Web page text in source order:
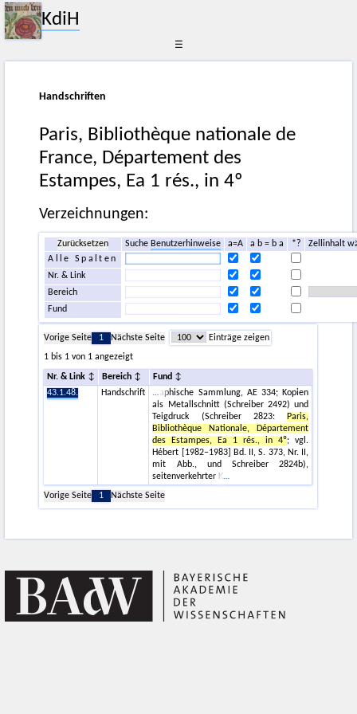
KdiH
☰
Handschriften
Paris, Bibliothèque nationale de
France, Département des
Estampes, Ea 1 rés., in 4º
Verzeichnungen:
Zurücksetzen SucheBenutzerhinweise a=A a b = b a *?
Zellinhalt
Alle Spalten
Nr. & Link
Bereich
Fund
Vorige Seite 1 Nächste Seite
Einträge zeigen
1 bis 1 von 1 angezeigt
Nr. & Link Bereich
Fund
43.1.48.
Handschrift
aphische Sammlung, AE 334; Kopien
als Metallschnitt (Schreiber 2492) und
Teigdruck (Schreiber 2823:
Paris,
Bibliothèque Nationale, Département
des Estampes, Ea 1 rés., in 4º; vgl.
Hébert [1982–1983] Bd. II, S. 373, Nr. II,
mit Abb., und Schreiber 2824b),
seitenverkehrter K
Vorige Seite
1 Nächste Seite